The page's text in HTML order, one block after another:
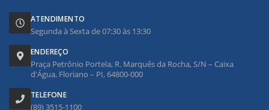
ATENDIMENTO
Segunda à Sexta de 07:30 às 13:30
ENDEREÇO
Praça Petrônio Portela, R. Marquês da Rocha, S/N – Caixa
d'Água, Floriano – PI, 64800-000
TELEFONE
(89) 3515-1100